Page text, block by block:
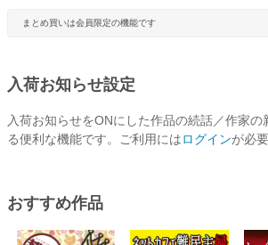
まとめ買いは会員限定の機能です
入荷お知らせ設定
入荷お知らせをONにした作品の続話／作家の
る便利な機能です。ご利用にはログインが必
おすすめ作品